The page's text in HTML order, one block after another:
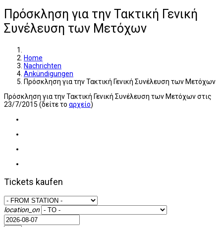
Πρόσκληση για την Τακτική Γενική
Συνέλευση των Μετόχων
Home
Nachrichten
Ankündigungen
Πρόσκληση για την Τακτική Γενική Συνέλευση των Μετόχων
Πρόσκληση για την Τακτική Γενική Συνέλευση των Μετόχων στις
23/7/2015 (δείτε το αρχείο)
Tickets kaufen
location_on